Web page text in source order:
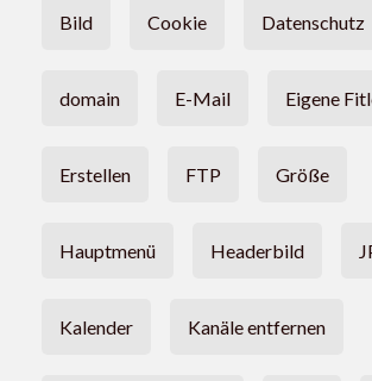
Bild Cookie Datenschutz
domain E-Mail Eigene
Erstellen FTP Größe
Hauptmenü Headerbild
Kalender Kanäle entfernen